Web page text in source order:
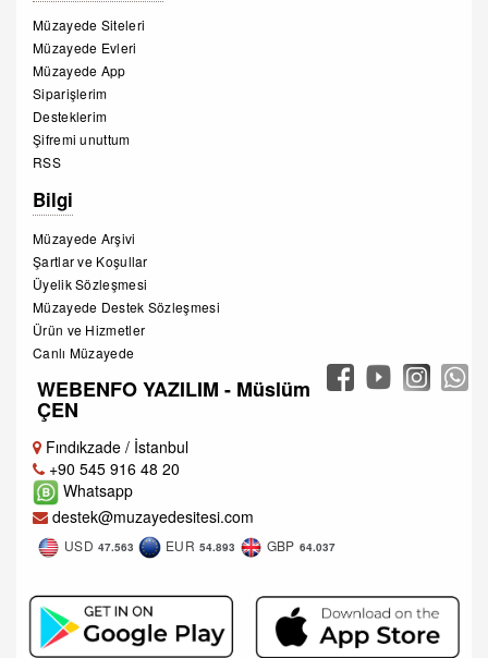
Müzayede Siteleri
Müzayede Evleri
Müzayede App
Siparişlerim
Desteklerim
Şifremi unuttum
RSS
Bilgi
Müzayede Arşivi
Şartlar ve Koşullar
Üyelik Sözleşmesi
Müzayede Destek Sözleşmesi
Ürün ve Hizmetler
Canlı Müzayede
WEBENFO YAZILIM - Müslüm
ÇEN
Fındıkzade / İstanbul
+90 545 916 48 20
Whatsapp
destek@muzayedesitesi.com
USD 47.563 EUR 54.893 GBP 64.037